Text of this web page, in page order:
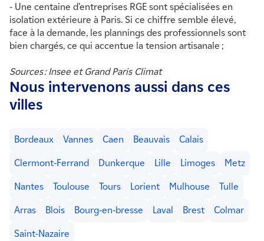
- Une centaine d’entreprises RGE sont spécialisées en
isolation extérieure à Paris. Si ce chiffre semble élevé,
face à la demande, les plannings des professionnels sont
bien chargés, ce qui accentue la tension artisanale ;
Sources : Insee et Grand Paris Climat
Nous intervenons aussi dans ces
villes
Bordeaux Vannes Caen Beauvais Calais
Clermont-Ferrand Dunkerque Lille Limoges Metz
Nantes Toulouse Tours Lorient Mulhouse Tulle
Arras Blois Bourg-en-bresse Laval Brest Colmar
Saint-Nazaire